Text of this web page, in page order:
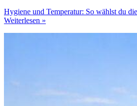
Hygiene und Temperatur: So wählst du
Weiterlesen »